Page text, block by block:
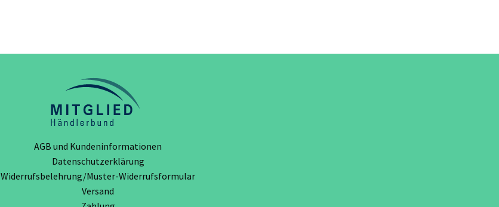
AGB und Kundeninformationen
Datenschutzerklärung
Widerrufsbelehrung/Muster-Widerrufsformular
Versand